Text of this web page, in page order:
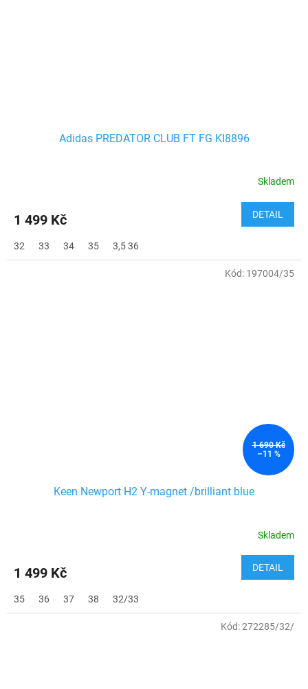
Adidas PREDATOR CLUB FT FG KI8896
Skladem
1 499 Kč DETAIL
32 33 34 35 3,5 36
1 690 Kč
–11 %
Keen Newport H2 Y-magnet /brilliant blue
Skladem
1 499 Kč DETAIL
35 36 37 38 32/33
Kód: 197004/35
Kód:272285/32/